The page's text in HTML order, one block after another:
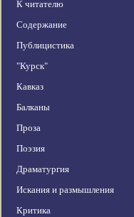
К читателю
Содержание
Публицистика
"Курск"
Кавказ
Балканы
Проза
Поэзия
Драматургия
Искания и размышления
Критика